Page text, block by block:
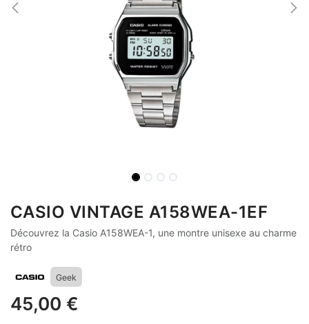
CASIO VINTAGE A158WEA-1EF
Découvrez la Casio A158WEA-1, une montre unisexe au charme
rétro
Geek
45,00 €